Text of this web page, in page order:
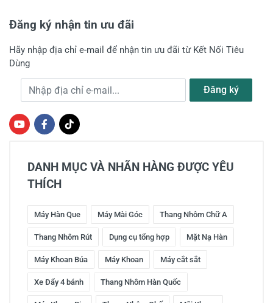
Đăng ký nhận tin ưu đãi
Hãy nhập địa chỉ e-mail để nhận tin ưu đãi từ Kết Nối Tiêu
Dùng
Địa chỉ e-mail Đăng ký
DANH MỤC VÀ NHÃN HÀNG ĐƯỢC YÊU
THÍCH
Máy Hàn Que Máy Mài Góc Thang Nhôm Chữ A
Thang Nhôm Rút Dụng cụ tổng hợp Mặt Nạ Hàn
Máy Khoan Búa Máy Khoan Máy cắt sắt
Xe Đẩy 4 bánh Thang Nhôm Hàn Quốc